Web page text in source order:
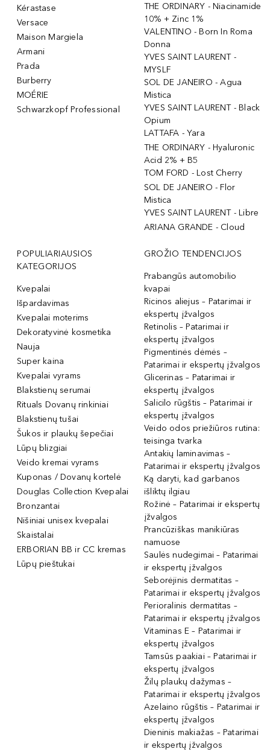
Kérastase
Versace
Maison Margiela
Armani
Prada
Burberry
MOÉRIE
Schwarzkopf Professional
THE ORDINARY - Niacinamide
10% + Zinc 1%
VALENTINO - Born In Roma
Donna
YVES SAINT LAURENT -
MYSLF
SOL DE JANEIRO - Agua
Mistica
YVES SAINT LAURENT - Black
Opium
LATTAFA - Yara
THE ORDINARY - Hyaluronic
Acid 2% + B5
TOM FORD - Lost Cherry
SOL DE JANEIRO - Flor
Mistica
YVES SAINT LAURENT - Libre
ARIANA GRANDE - Cloud
POPULIARIAUSIOS
KATEGORIJOS
Kvepalai
Išpardavimas
Kvepalai moterims
Dekoratyvinė kosmetika
Nauja
Super kaina
Kvepalai vyrams
Blakstienų serumai
Rituals Dovanų rinkiniai
Blakstienų tušai
Šukos ir plaukų šepečiai
Lūpų blizgiai
Veido kremai vyrams
Kuponas / Dovanų kortelė
Douglas Collection Kvepalai
Bronzantai
Nišiniai unisex kvepalai
Skaistalai
ERBORIAN BB ir CC kremas
Lūpų pieštukai
GROŽIO TENDENCIJOS
Prabangūs automobilio
kvapai
Ricinos aliejus – Patarimai ir
ekspertų įžvalgos
Retinolis – Patarimai ir
ekspertų įžvalgos
Pigmentinės dėmės –
Patarimai ir ekspertų įžvalgos
Glicerinas – Patarimai ir
ekspertų įžvalgos
Salicilo rūgštis – Patarimai ir
ekspertų įžvalgos
Veido odos priežiūros rutina:
teisinga tvarka
Antakių laminavimas –
Patarimai ir ekspertų įžvalgos
Ką daryti, kad garbanos
išliktų ilgiau
Rožinė – Patarimai ir ekspertų
įžvalgos
Prancūziškas manikiūras
namuose
Saulės nudegimai – Patarimai
ir ekspertų įžvalgos
Seborėjinis dermatitas –
Patarimai ir ekspertų įžvalgos
Perioralinis dermatitas –
Patarimai ir ekspertų įžvalgos
Vitaminas E – Patarimai ir
ekspertų įžvalgos
Tamsūs paakiai – Patarimai ir
ekspertų įžvalgos
Žilų plaukų dažymas –
Patarimai ir ekspertų įžvalgos
Azelaino rūgštis – Patarimai ir
ekspertų įžvalgos
Dieninis makiažas – Patarimai
ir ekspertų įžvalgos